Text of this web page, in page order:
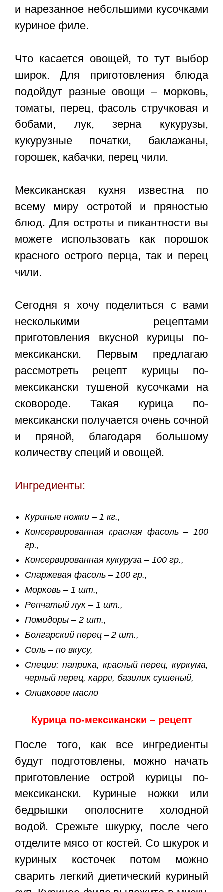
и нарезанное небольшими кусочками
куриное филе.
Что касается овощей, то тут выбор
широк. Для приготовления блюда
подойдут разные овощи – морковь,
томаты, перец, фасоль стручковая и
бобами, лук, зерна кукурузы,
кукурузные початки, баклажаны,
горошек, кабачки, перец чили.
Мексиканская кухня известна по
всему миру остротой и пряностью
блюд. Для остроты и пикантности вы
можете использовать как порошок
красного острого перца, так и перец
чили.
Сегодня я хочу поделиться с вами
несколькими рецептами
приготовления вкусной курицы по-
мексикански. Первым предлагаю
рассмотреть рецепт курицы по-
мексикански тушеной кусочками на
сковороде. Такая курица по-
мексикански получается очень сочной
и пряной, благодаря большому
количеству специй и овощей.
Ингредиенты:
Куриные ножки – 1 кг.,
Консервированная красная фасоль – 100
гр.,
Консервированная кукуруза – 100 гр.,
Спаржевая фасоль – 100 гр.,
Морковь – 1 шт.,
Репчатый лук – 1 шт.,
Помидоры – 2 шт.,
Болгарский перец – 2 шт.,
Соль – по вкусу,
Специи: паприка, красный перец, куркума,
черный перец, карри, базилик сушеный,
Оливковое масло
Курица по-мексикански – рецепт
После того, как все ингредиенты
будут подготовлены, можно начать
приготовление острой курицы по-
мексикански. Куриные ножки или
бедрышки ополосните холодной
водой. Срежьте шкурку, после чего
отделите мясо от костей. Со шкурок и
куриных косточек потом можно
сварить легкий диетический куриный